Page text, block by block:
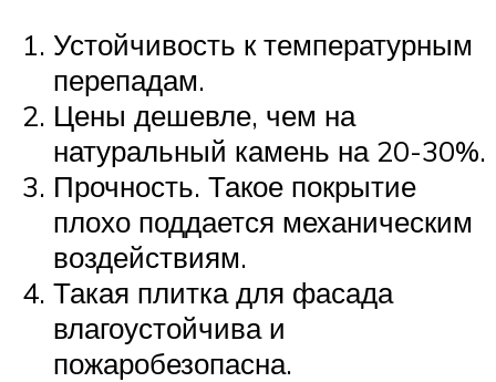
Устойчивость к температурным
перепадам.
Цены дешевле, чем на
натуральный камень на 20-30%.
Прочность. Такое покрытие
плохо поддается механическим
воздействиям.
Такая плитка для фасада
влагоустойчива и
пожаробезопасна.